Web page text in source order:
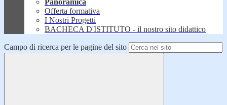
Panoramica
Offerta formativa
I Nostri Progetti
BACHECA D'ISTITUTO - il nostro sito didattico
Campo di ricerca per le pagine del sito